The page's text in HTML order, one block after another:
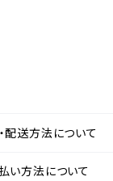
配送方法について
い方法について